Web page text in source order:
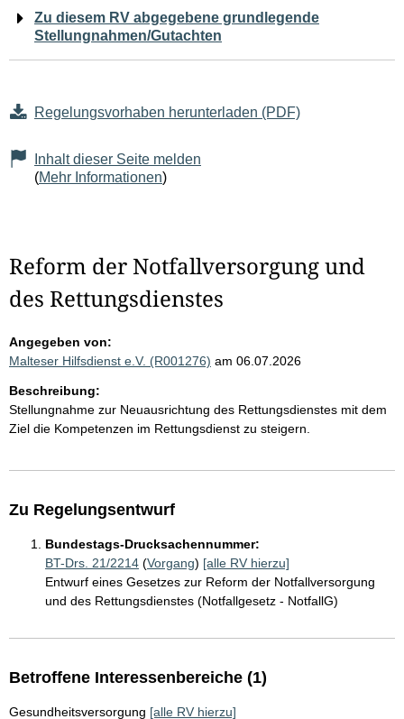
Zu diesem RV abgegebene grundlegende
Stellungnahmen/Gutachten
Regelungsvorhaben herunterladen (PDF)
Inhalt dieser Seite melden
(Mehr Informationen)
Reform der Notfallversorgung und
des Rettungsdienstes
Angegeben von:
Malteser Hilfsdienst e.V. (R001276) am 06.07.2026
Beschreibung:
Stellungnahme zur Neuausrichtung des Rettungsdienstes mit dem
Ziel die Kompetenzen im Rettungsdienst zu steigern.
Zu Regelungsentwurf
Bundestags-Drucksachennummer:
BT-Drs. 21/2214 (Vorgang) [alle RV hierzu]
Entwurf eines Gesetzes zur Reform der Notfallversorgung
und des Rettungsdienstes (Notfallgesetz - NotfallG)
Betroffene Interessenbereiche (1)
Gesundheitsversorgung [alle RV hierzu]